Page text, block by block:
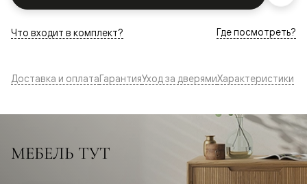
Что входит в комплект? Где посмотреть?
Доставка и оплатаГарантияУход за дверямиХарактеристики
МЕБЕЛЬ ТУТ